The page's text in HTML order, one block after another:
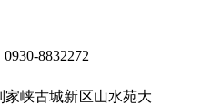
8832272
峡古城新区山水苑大